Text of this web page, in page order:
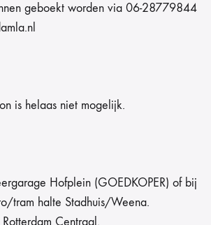
geboekt worden via 06-28779844
is helaas niet mogelijk.
Hofplein (GOEDKOPER) of bij
tram halte Stadhuis/Weena.
Centraal.